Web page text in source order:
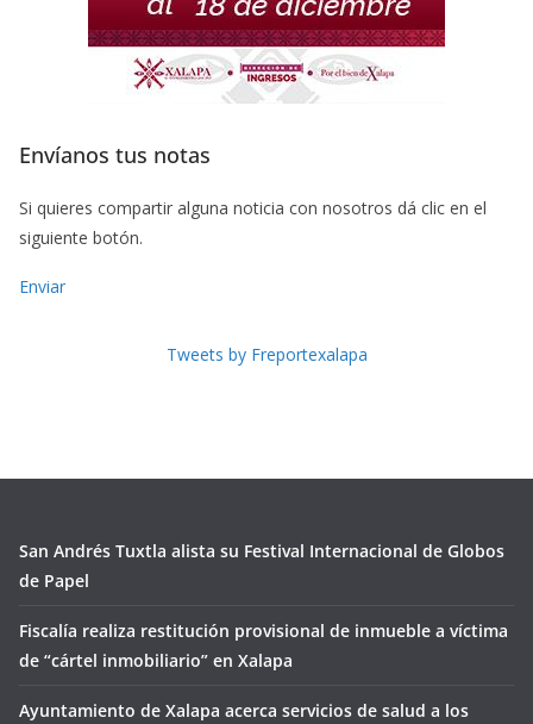
Envíanos tus notas
Si quieres compartir alguna noticia con nosotros dá clic en el
siguiente botón.
Enviar
Tweets by Freportexalapa
San Andrés Tuxtla alista su Festival Internacional de Globos
de Papel
Fiscalía realiza restitución provisional de inmueble a víctima
de “cártel inmobiliario” en Xalapa
Ayuntamiento de Xalapa acerca servicios de salud a los